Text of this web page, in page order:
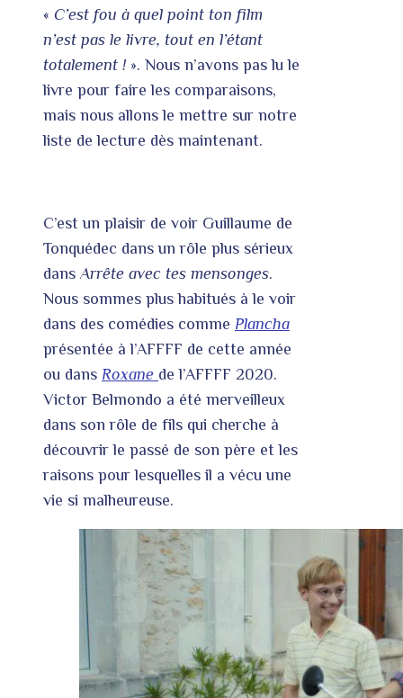
« C’est fou à quel point ton film
n’est pas le livre, tout en l’étant
totalement ! ». Nous n’avons pas lu le
livre pour faire les comparaisons,
mais nous allons le mettre sur notre
liste de lecture dès maintenant.
C’est un plaisir de voir Guillaume de
Tonquédec dans un rôle plus sérieux
dansArrête avec tes mensonges.
Nous sommes plus habitués à le voir
dans des comédies comme Plancha
présentée à l’AFFFF de cette année
ou dans Roxane de l’AFFFF 2020.
Victor Belmondo a été merveilleux
dans son rôle de fils qui cherche à
découvrir le passé de son père et les
raisons pour lesquelles il a vécu une
vie si malheureuse.